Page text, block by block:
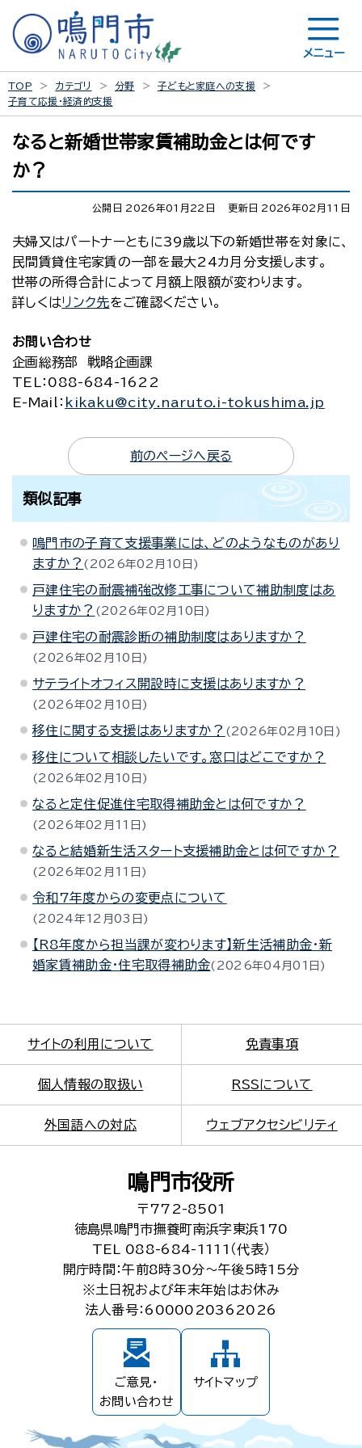
メニュー
TOP カテゴリ 分野
子どもと家庭への支援
子育て応援・経済的支援
なると新婚世帯家賃補助金とは何です
か？
公開日 2026年01月22日 更新日 2026年02月11日
夫婦又はパートナーともに39歳以下の新婚世帯を対象に、
民間賃貸住宅家賃の一部を最大24カ月分支援します。
世帯の所得合計によって月額上限額が変わります。
詳しくはリンク先をご確認ください。
お問い合わせ
企画総務部 戦略企画課
TEL
：088-684-1622
E-Mail
： kikaku@city.naruto.i-tokushima.jp
前のページへ戻る
類似記事
鳴門市の子育て支援事業には、どのようなものがあり
ますか？
2026年02月10日
戸建住宅の耐震補強改修工事について補助制度はあ
りますか？
2026年02月10日
戸建住宅の耐震診断の補助制度はありますか？
2026年02月10日
サテライトオフィス開設時に支援はありますか？
2026年02月10日
移住に関する支援はありますか？ 2026年02月10日
移住について相談したいです。窓口はどこですか？
2026年02月10日
なると定住促進住宅取得補助金とは何ですか？
2026年02月11日
なると結婚新生活スタート支援補助金とは何ですか？
2026年02月11日
令和7年度からの変更点について
2024年12月03日
【R8年度から担当課が変わります】新生活補助金・新
婚家賃補助金・住宅取得補助金
2026年04月01日
サイトの利用について 免責事項
個人情報の取扱い RSSについて
外国語への対応 ウェブアクセシビリティ
鳴門市役所
〒772-8501
徳島県鳴門市撫養町南浜字東浜170
TEL 088-684-1111（代表）
開庁時間：午前8時30分～午後5時15分
※土日祝および年末年始はお休み
法人番号：6000020362026
ご意見・
お問い合わせ
サイトマップ